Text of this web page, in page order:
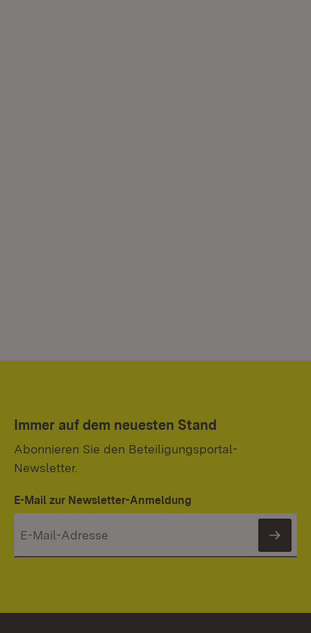
Immer auf dem neuesten Stand
Abonnieren Sie den Beteiligungsportal-
Newsletter.
E-Mail zur Newsletter-Anmeldung